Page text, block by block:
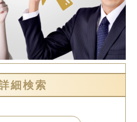
細検索